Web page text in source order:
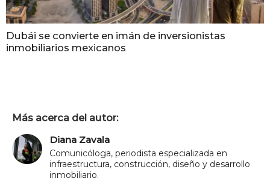
Dubái se convierte en imán de inversionistas
inmobiliarios mexicanos
Más acerca del autor:
Diana Zavala
Comunicóloga, periodista especializada en
infraestructura, construcción, diseño y desarrollo
inmobiliario.